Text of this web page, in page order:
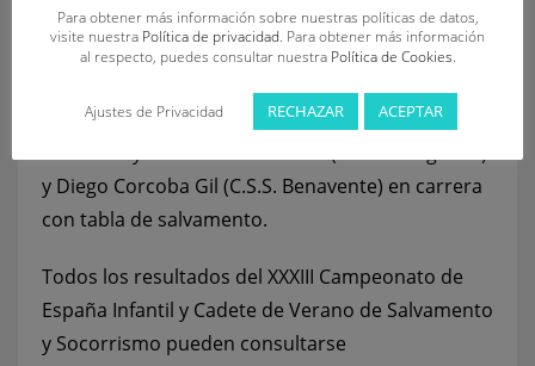
finalizando concuatro socorristas de Castilla y
León campeones: Yael Mantecón Ruiz-
Nerea Martín Salgado (C.D.S. Dragones) en
y Diego Corcoba Gil (C.S.S. Benavente) en carrera
con tabla de salvamento.
Todos los resultados del XXXIII Campeonato de
España Infantil y Cadete de Verano de Salvamento
y Socorrismo pueden consultarse
Para obtener más información sobre nuestras políticas de datos,
visite nuestra Política de privacidad. Para obtener más información
al respecto, puedes consultar nuestra Política de Cookies.
Ajustes de Privacidad RECHAZAR ACEPTAR